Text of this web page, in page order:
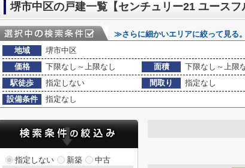
堺市中区の戸建一覧【センチュリー21 ユースフ
≫さらに細かいエリアに絞って見る。
地域
堺市中区
価格
下限なし～上限なし 面積 下限なし～上限
駅徒歩
指定しない 間取り
指定なし
設備条件
指定なし
指定しない 新築
中古